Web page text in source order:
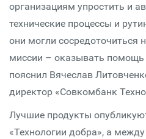
организациям упростить и
технические процессы и
они могли сосредоточиться
миссии – оказывать
пояснил Вячеслав
директор «Совкомбанк
Лучшие продукты
«Технологии добра», а